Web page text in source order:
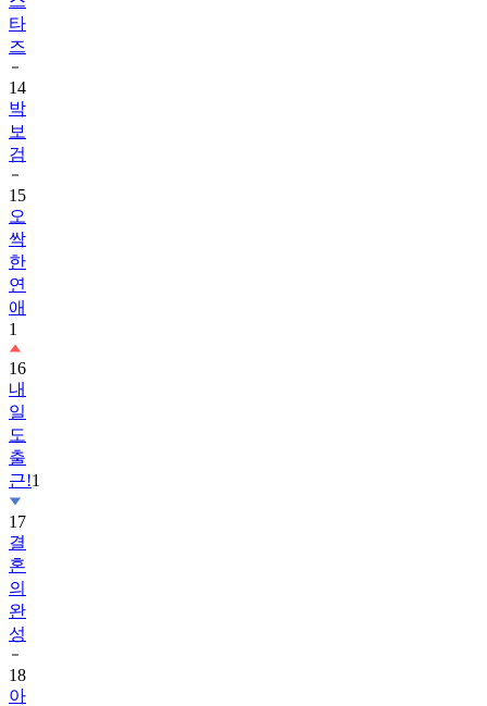
타
즈
14
박
보
검
15
오
싹
한
연
애
1
16
내
일
도
출
근!1
17
결
혼
의
완
성
18
아